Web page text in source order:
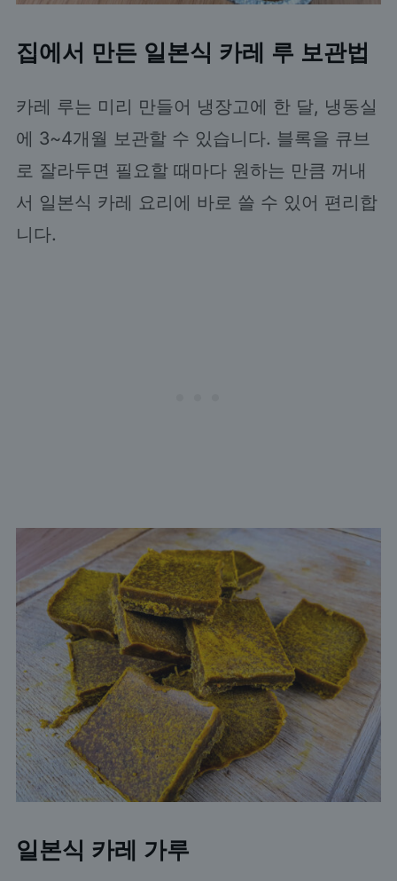
집에서 만든 일본식 카레 루 보관법
카레 루는 미리 만들어 냉장고에 한 달, 냉동실
에 3~4개월 보관할 수 있습니다. 블록을 큐브
로 잘라두면 필요할 때마다 원하는 만큼 꺼내
서 일본식 카레 요리에 바로 쓸 수 있어 편리합
니다.
일본식 카레 가루